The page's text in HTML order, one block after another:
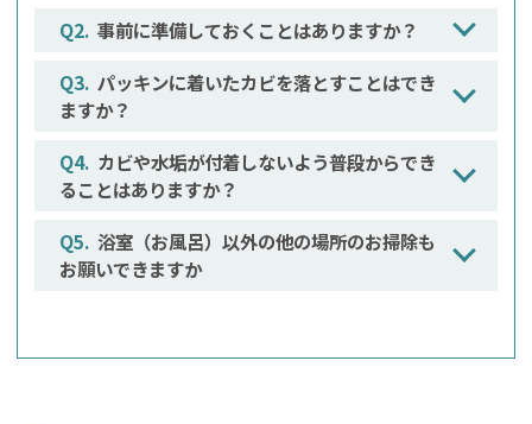
事前に準備しておくことはありますか？
パッキンに着いたカビを落とすことはでき
ますか？
カビや水垢が付着しないよう普段からでき
ることはありますか？
浴室（お風呂）以外の他の場所のお掃除も
お願いできますか